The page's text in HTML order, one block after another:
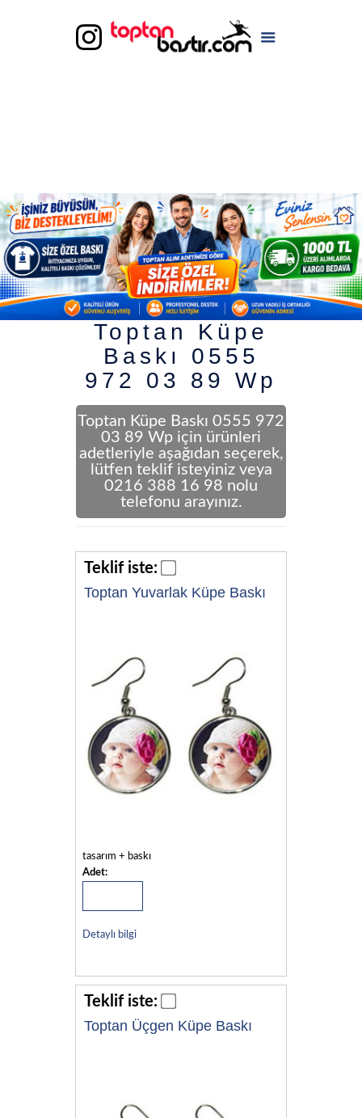
Toptan Küpe
Baskı 0555
972 03 89 Wp
Toptan Küpe Baskı 0555 972
03 89 Wp için ürünleri
adetleriyle aşağıdan seçerek,
lütfen teklif isteyiniz veya
0216 388 16 98 nolu
telefonu arayınız.
Teklif iste:
Toptan Yuvarlak Küpe Baskı
tasarım + baskı
Adet:
Detaylı bilgi
Teklif iste:
Toptan Üçgen Küpe Baskı